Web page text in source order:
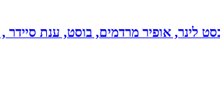
לינר, אופיר מרדמים, בוסט, ענת סיידר